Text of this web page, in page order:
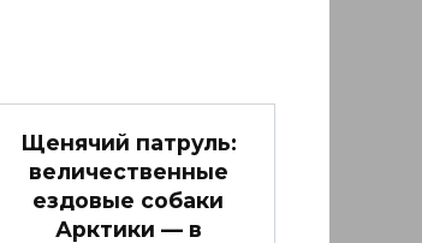
Щенячий патруль:
величественные
ездовые собаки
Арктики — в